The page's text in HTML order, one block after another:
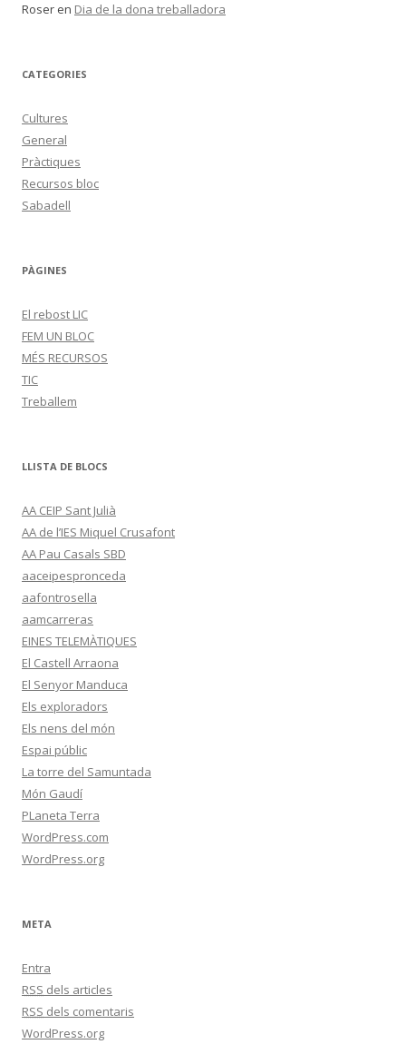
Roser en Dia de la dona treballadora
CATEGORIES
Cultures
General
Pràctiques
Recursos bloc
Sabadell
PÀGINES
El rebost LIC
FEM UN BLOC
MÉS RECURSOS
TIC
Treballem
LLISTA DE BLOCS
AA CEIP Sant Julià
AA de l’IES Miquel Crusafont
AA Pau Casals SBD
aaceipespronceda
aafontrosella
aamcarreras
EINES TELEMÀTIQUES
El Castell Arraona
El Senyor Manduca
Els exploradors
Els nens del món
Espai públic
La torre del Samuntada
Món Gaudí
PLaneta Terra
WordPress.com
WordPress.org
META
Entra
RSS dels articles
RSS dels comentaris
WordPress.org